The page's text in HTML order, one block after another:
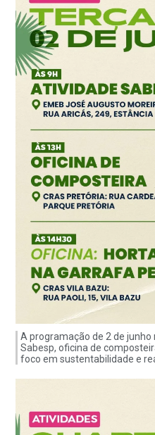
A programação de 2 de
Sabesp, oficina de
foco em sustentabilidade e